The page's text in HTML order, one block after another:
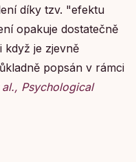
díky tzv. "efektu
opakuje dostatečně
když je zjevně
popsán v rámci
al., Psychological